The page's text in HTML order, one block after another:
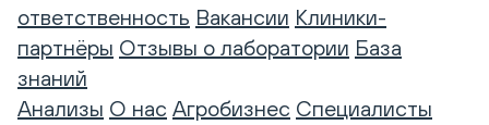
ответственность Вакансии Клиники-
партнёры Отзывы о лаборатории База
знаний
Анализы О нас Агробизнес Специалисты